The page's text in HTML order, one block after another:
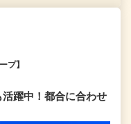
プ】
躍中！都合に合わせ